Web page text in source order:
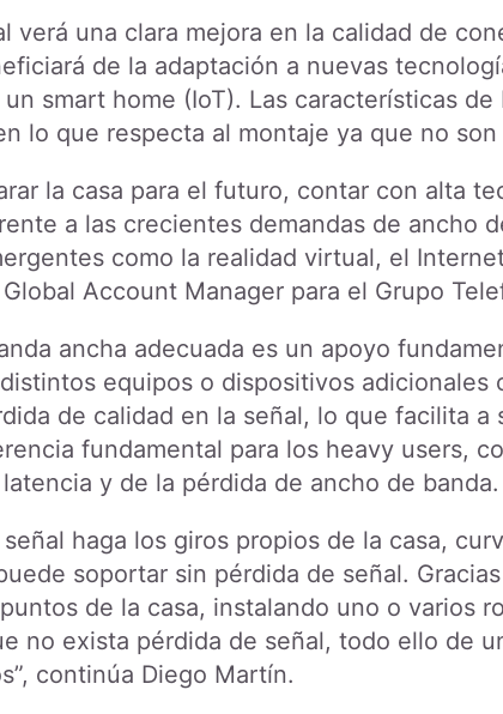
verá una clara mejora en la calidad de
de la adaptación a nuevas
smart home (IoT). Las características
lo que respecta al montaje ya que no
la casa para el futuro, contar con alta
a las crecientes demandas de ancho
como la realidad virtual, el
Account Manager para el Grupo
ancha adecuada es un apoyo
equipos o dispositivos
de calidad en la señal, lo que facilita
fundamental para los heavy users,
y de la pérdida de ancho de banda.
haga los giros propios de la casa,
soportar sin pérdida de señal.
de la casa, instalando uno o varios
no exista pérdida de señal, todo ello de
continúa Diego Martín.